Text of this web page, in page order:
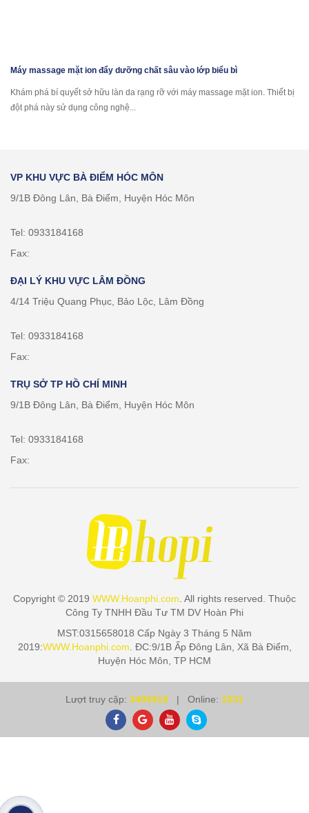
Máy massage mặt ion đẩy dưỡng chất sâu vào lớp biểu bì
Khám phá bí quyết sở hữu làn da rạng rỡ với máy massage mặt ion. Thiết bị
đột phá này sử dụng công nghệ...
VP KHU VỰC BÀ ĐIỂM HÓC MÔN
9/1B Đông Lân, Bà Điểm, Huyện Hóc Môn
Tel: 0933184168
Fax:
ĐẠI LÝ KHU VỰC LÂM ĐỒNG
4/14 Triệu Quang Phục, Bảo Lộc, Lâm Đồng
Tel: 0933184168
Fax:
TRỤ SỞ TP HỒ CHÍ MINH
9/1B Đông Lân, Bà Điểm, Huyện Hóc Môn
Tel: 0933184168
Fax:
Copyright © 2019 WWW.Hoanphi.com . All rights reserved. Thuộc
Công Ty TNHH Đầu Tư TM DV Hoàn Phi
MST:0315658018 Cấp Ngày 3 Tháng 5 Năm
2019:WWW.Hoanphi.com . ĐC:9/1B Ấp Đông Lân, Xã Bà Điểm,
Huyện Hóc Môn, TP HCM
Lượt truy cập: 3405919 | Online: 1031